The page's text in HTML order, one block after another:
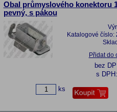
Obal průmyslového konektoru
pevný, s pákou
Katalogové číslo:
Přidat do
bez
s
ks